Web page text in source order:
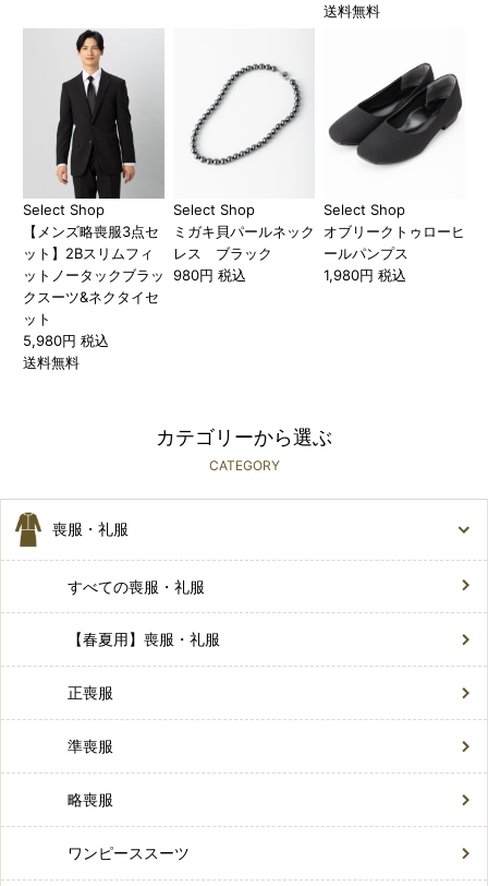
送料無料
Select Shop
【メンズ略喪服3点セ
ット】2Bスリムフィ
ットノータックブラッ
クスーツ&ネクタイセ
ット
5,980円 税込
送料無料
Select Shop
ミガキ貝パールネック
レス ブラック
980円 税込
Select Shop
オブリークトゥローヒ
ールパンプス
1,980円 税込
カテゴリーから選ぶ
CATEGORY
喪服・礼服
すべての喪服・礼服
【春夏用】喪服・礼服
正喪服
準喪服
略喪服
ワンピーススーツ